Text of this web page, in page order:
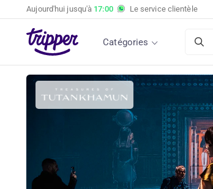
Aujourd'hui jusqu'à 17:00 Le service clientèle
Catégories